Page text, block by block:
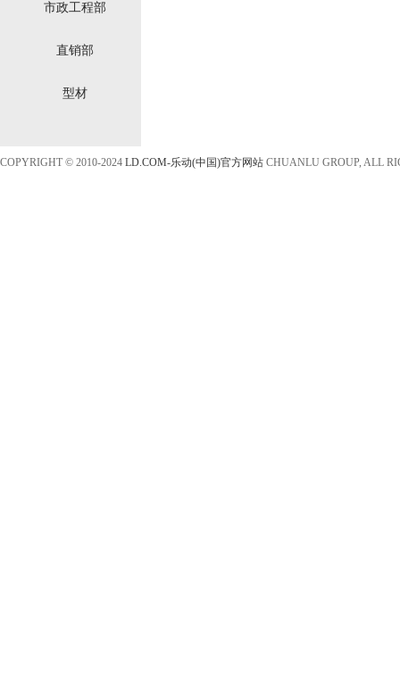
市政工程部
直销部
型材
COPYRIGHT © 2010-2024 LD.COM-乐动(中国)官方网站 CHUANLU GROUP, ALL